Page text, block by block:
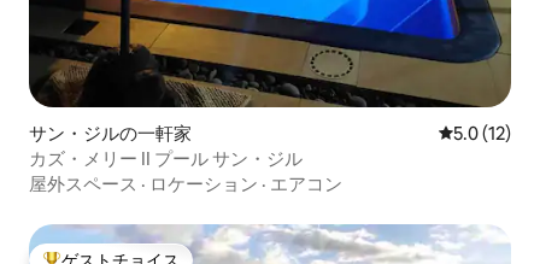
サン・ジルの一軒家 レビュー12
5.0 (12)
カズ・メリー II プール サン・ジル
屋外スペース · ロケーション · エアコン